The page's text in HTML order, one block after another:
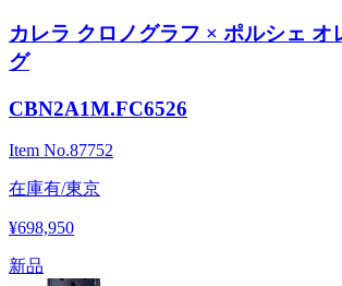
カレラ クロノグラフ × ポルシェ オ
グ
CBN2A1M.FC6526
Item No.87752
在庫有/東京
¥698,950
新品